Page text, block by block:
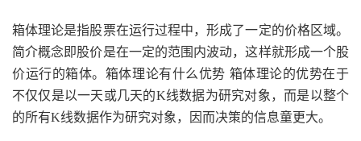
箱体理论是指股票在运行过程中，形成了一定的价格区域。
简介概念即股价是在一定的范围内波动，这样就形成一个股
价运行的箱体。箱体理论有什么优势 箱体理论的优势在于
不仅仅是以一天或几天的K线数据为研究对象，而是以整个
的所有K线数据作为研究对象，因而决策的信息童更大。